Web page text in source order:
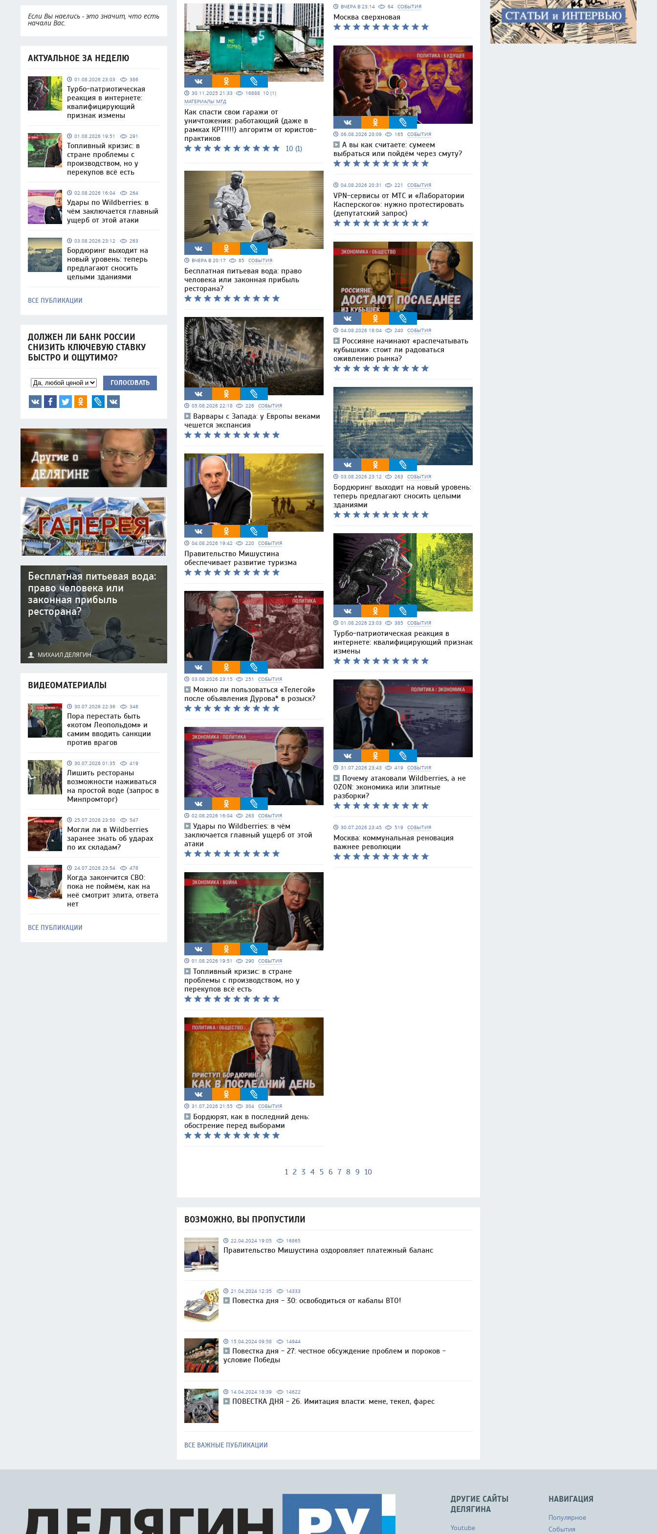
Если Вы наелись - это значит, что есть
начали Вас.
АКТУАЛЬНОЕ ЗА НЕДЕЛЮ
01.08.2026 23:03 386
Турбо-патриотическая
реакция в интернете:
квалифицирующий
признак измены
01.08.2026 19:51 291
Топливный кризис: в
стране проблемы с
производством, но у
перекупов всё есть
02.08.2026 16:04 264
Удары по Wildberries: в
чём заключается главный
ущерб от этой атаки
03.08.2026 23:12 263
Бордюринг выходит на
новый уровень: теперь
предлагают сносить
целыми зданиями
ВСЕ ПУБЛИКАЦИИ
ДОЛЖЕН ЛИ БАНК РОССИИ
СНИЗИТЬ КЛЮЧЕВУЮ СТАВКУ
БЫСТРО И ОЩУТИМО?
ГОЛОСОВАТЬ
Бесплатная питьевая вода:
право человека или
законная прибыль
ресторана?
МИХАИЛ ДЕЛЯГИН
ВИДЕОМАТЕРИАЛЫ
30.07.2026 22:36 346
Пора перестать быть
«котом Леопольдом» и
самим вводить санкции
против врагов
30.07.2026 01:35 419
Лишить рестораны
возможности наживаться
на простой воде (запрос в
Минпромторг)
25.07.2026 23:50 547
Могли ли в Wildberries
заранее знать об ударах
по их складам?
24.07.2026 23:54 478
Когда закончится СВО:
пока не поймём, как на
неё смотрит элита, ответа
нет
ВСЕ ПУБЛИКАЦИИ
30.11.2025 21:33 16888 10 (1)
МАТЕРИАЛЫ МГД
Как спасти свои гаражи от
уничтожения: работающий (даже в
рамках КРТ!!!!) алгоритм от юристов-
практиков
10 (1)
ВЧЕРА В 20:17 85 СОБЫТИЯ
Бесплатная питьевая вода: право
человека или законная прибыль
ресторана?
05.08.2026 22:18 226 СОБЫТИЯ
Варвары с Запада: у Европы веками
чешется экспансия
04.08.2026 19:42 220 СОБЫТИЯ
Правительство Мишустина
обеспечивает развитие туризма
03.08.2026 23:15 251 СОБЫТИЯ
Можно ли пользоваться «Телегой»
после объявления Дурова* в розыск?
02.08.2026 16:04 263 СОБЫТИЯ
Удары по Wildberries: в чём
заключается главный ущерб от этой
атаки
01.08.2026 19:51 290 СОБЫТИЯ
Топливный кризис: в стране
проблемы с производством, но у
перекупов всё есть
31.07.2026 21:55 304 СОБЫТИЯ
Бордюрят, как в последний день:
обострение перед выборами
ВЧЕРА В 23:14 64 СОБЫТИЯ
Москва сверхновая
06.08.2026 20:09 165 СОБЫТИЯ
А вы как считаете: сумеем
выбраться или пойдём через смуту?
04.08.2026 20:31 221 СОБЫТИЯ
VPN-сервисы от МТС и «Лаборатории
Касперского»: нужно протестировать
(депутатский запрос)
04.08.2026 18:04 240 СОБЫТИЯ
Россияне начинают «распечатывать
кубышки»: стоит ли радоваться
оживлению рынка?
03.08.2026 23:12 263 СОБЫТИЯ
Бордюринг выходит на новый уровень:
теперь предлагают сносить целыми
зданиями
01.08.2026 23:03 385 СОБЫТИЯ
Турбо-патриотическая реакция в
интернете: квалифицирующий признак
измены
31.07.2026 23:43 419 СОБЫТИЯ
Почему атаковали Wildberries, а не
OZON: экономика или элитные
разборки?
30.07.2026 23:45 519 СОБЫТИЯ
Москва: коммунальная реновация
важнее революции
1 2 3 4 5 6 7 8 9 10
ВОЗМОЖНО, ВЫ ПРОПУСТИЛИ
22.04.2024 19:05 16865
Правительство Мишустина оздоровляет платежный баланс
21.04.2024 12:35 14333
Повестка дня - 30: освободиться от кабалы ВТО!
15.04.2024 09:58 14944
Повестка дня - 27: честное обсуждение проблем и пороков -
условие Победы
14.04.2024 18:39 14622
ПОВЕСТКА ДНЯ - 26. Имитация власти: мене, текел, фарес
ВСЕ ВАЖНЫЕ ПУБЛИКАЦИИ
НАВИГАЦИЯ
Популярное
События
ДРУГИЕ САЙТЫ
ДЕЛЯГИНА
Youtube